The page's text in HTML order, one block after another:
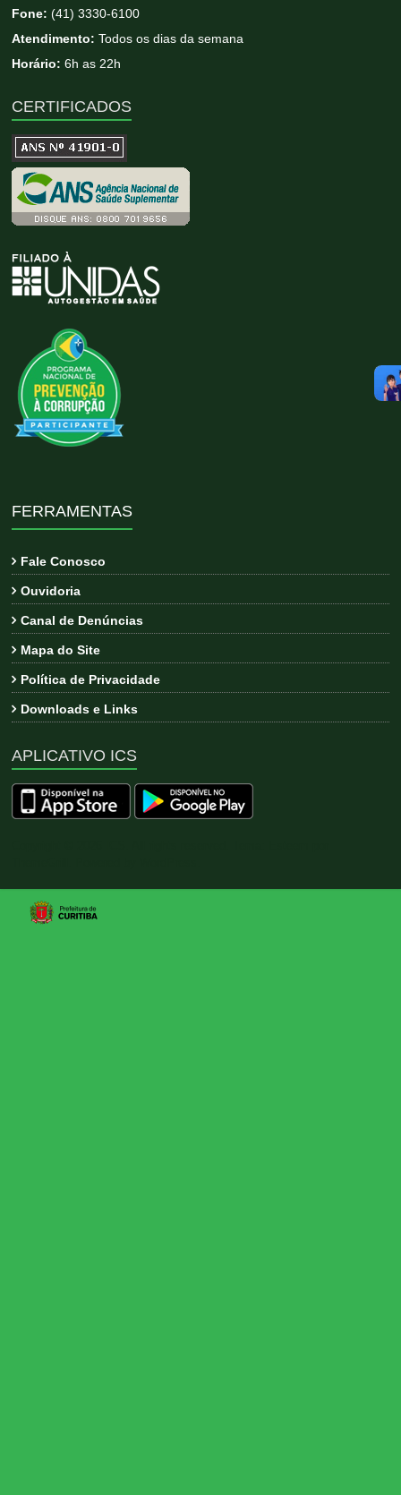
Fone:(41) 3330-6100
Atendimento: Todos os dias da semana
Horário: 6h as 22h
CERTIFICADOS
FERRAMENTAS
Fale Conosco
Ouvidoria
Canal de Denúncias
Mapa do Site
Política de Privacidade
Downloads e Links
APLICATIVO ICS